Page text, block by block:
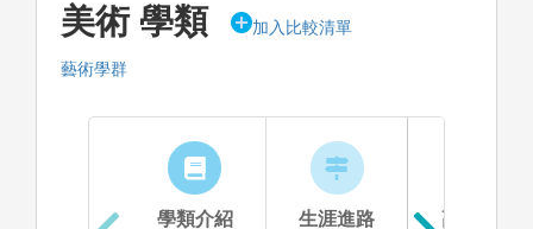
美術 學類 加入比較清單
藝術學群
學類介紹 生涯進路 高中準備